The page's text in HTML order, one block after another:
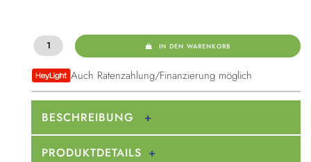
IN DEN WARENKORB
Auch Ratenzahlung/Finanzierung möglich
BESCHREIBUNG
PRODUKTDETAILS